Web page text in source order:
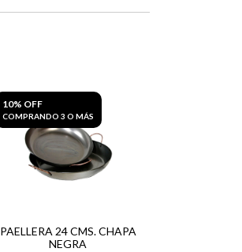
10% OFF
COMPRANDO 3 O MÁS
PAELLERA 24 CMS. CHAPA
NEGRA